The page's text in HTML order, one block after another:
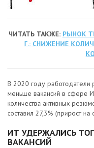
ЧИТАТЬ ТАКЖЕ: РЫНОК
Г.: СНИЖЕНИЕ
В 2020 году работодатели
меньше вакансий в сфере
количества активных
составил 27,3% (прирост
ИТ УДЕРЖАЛИСЬ
ВАКАНСИЙ